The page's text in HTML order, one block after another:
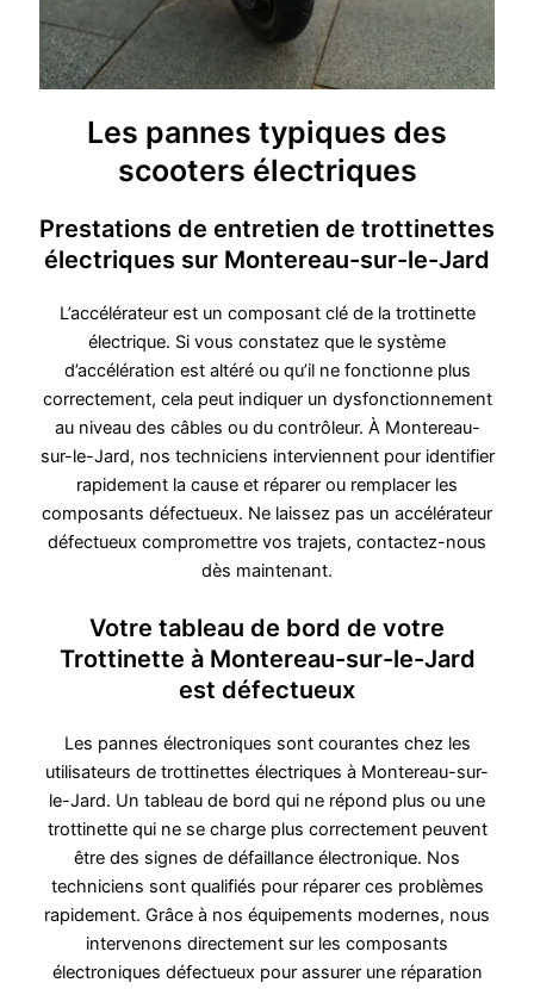
Les pannes typiques des
scooters électriques
Prestations de entretien de trottinettes
électriques sur Montereau-sur-le-Jard
L’accélérateur est un composant clé de la trottinette
électrique. Si vous constatez que le système
d’accélération est altéré ou qu’il ne fonctionne plus
correctement, cela peut indiquer un dysfonctionnement
au niveau des câbles ou du contrôleur. À Montereau-
sur-le-Jard, nos techniciens interviennent pour identifier
rapidement la cause et réparer ou remplacer les
composants défectueux. Ne laissez pas un accélérateur
défectueux compromettre vos trajets, contactez-nous
dès maintenant.
Votre tableau de bord de votre
Trottinette à Montereau-sur-le-Jard
est défectueux
Les pannes électroniques sont courantes chez les
utilisateurs de trottinettes électriques à Montereau-sur-
le-Jard. Un tableau de bord qui ne répond plus ou une
trottinette qui ne se charge plus correctement peuvent
être des signes de défaillance électronique. Nos
techniciens sont qualifiés pour réparer ces problèmes
rapidement. Grâce à nos équipements modernes, nous
intervenons directement sur les composants
électroniques défectueux pour assurer une réparation